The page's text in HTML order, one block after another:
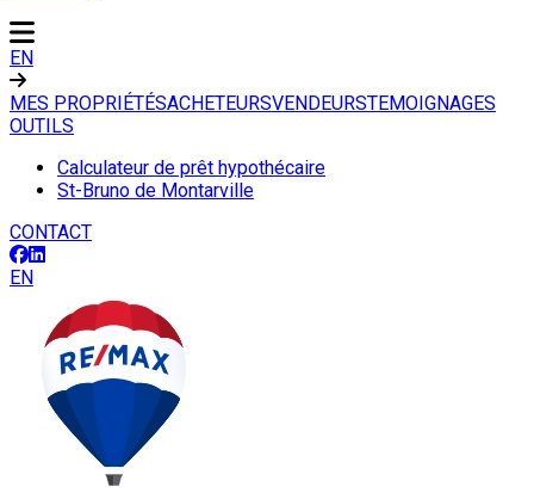
EN
MES PROPRIÉTÉSACHETEURSVENDEURSTEMOIGNAGES
OUTILS
Calculateur de prêt hypothécaire
St-Bruno de Montarville
CONTACT
EN